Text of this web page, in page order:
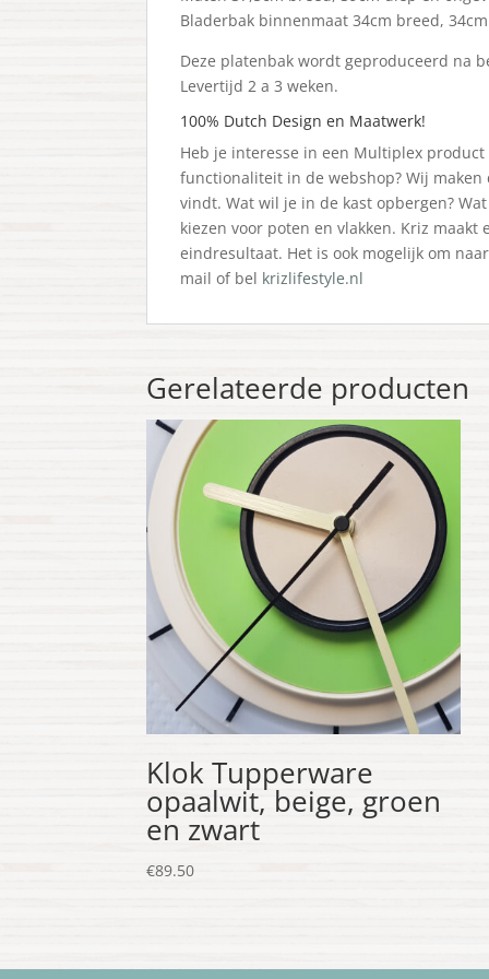
Bladerbak binnenmaat 34cm breed,
Deze platenbak wordt geproduceerd na
Levertijd 2 a 3 weken.
100% Dutch Design en Maatwerk!
Heb je interesse in een Multiplex
functionaliteit in de webshop? Wij
vindt. Wat wil je in de kast opbergen?
kiezen voor poten en vlakken. Kriz
eindresultaat. Het is ook mogelijk om
mail of bel krizlifestyle.nl
Gerelateerde producten
Klok Tupperware
opaalwit, beige, groen
en zwart
€89.50